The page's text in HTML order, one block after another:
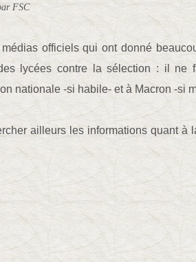
FSC
officiels qui ont donné
lycées contre la sélection : il ne
nationale -si habile- et à Macron -si
ailleurs les informations quant